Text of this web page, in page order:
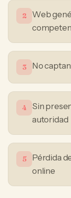
2
Web
3 No
4
Sin
autoridad
5
Pérdida
online